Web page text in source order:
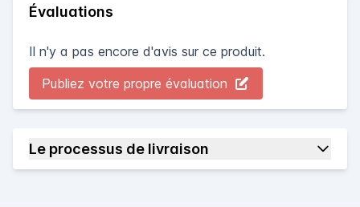
Évaluations
Il n'y a pas encore d'avis sur ce produit.
Publiez votre propre évaluation
Le processus de livraison